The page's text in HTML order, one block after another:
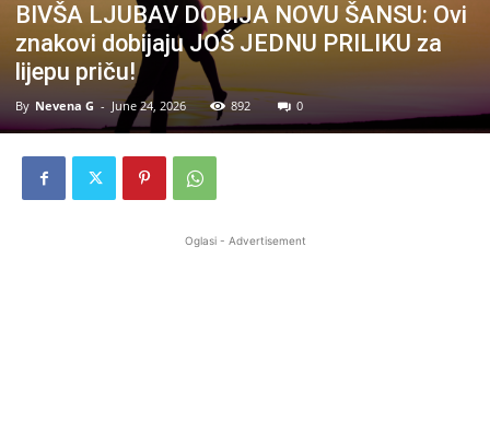
BIVŠA LJUBAV DOBIJA NOVU ŠANSU: Ovi
znakovi dobijaju JOŠ JEDNU PRILIKU za
lijepu priču!
By Nevena G - June 24, 2026 892 0
Oglasi - Advertisement